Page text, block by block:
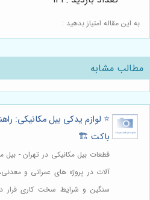
به این مقاله امتیاز بدهید :
مطالب مشابه
⭐️ لوازم یدکی بیل مکانیکی:
باکت 🏗️
قطعات بیل مکانیکی در تهران - بیل
آلات در پروژه های عمرانی و
سنگین و شرایط سخت کاری قرار